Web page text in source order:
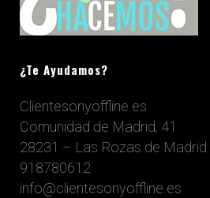
¿Te Ayudamos?
Clientesonyoffline.es
Comunidad de Madrid, 41
28231 – Las Rozas de Madrid
918780612
info@clientesonyoffline.es